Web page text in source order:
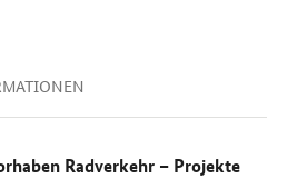
Radverkehr – Projekte